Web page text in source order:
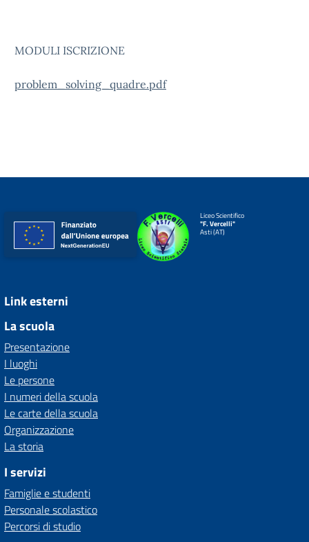
MODULI ISCRIZIONE
problem_solving_quadre.pdf
Liceo Scientifico
"F. Vercelli"
Asti (AT)
Link esterni
La scuola
Presentazione
I luoghi
Le persone
I numeri della scuola
Le carte della scuola
Organizzazione
La storia
I servizi
Famiglie e studenti
Personale scolastico
Percorsi di studio